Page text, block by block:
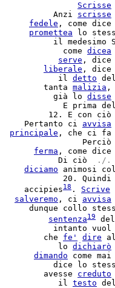
Scrisse
Anzi
scrisse
fedele , come
promettea lo
il medesimo
come
dicea
serve ,
liberale ,
il
detto
tanta
malizia ,
già lo
disse
E prima
12. E con ciò
Pertanto ci
avvisa
principale , che ci
Perciò
ferma , come
Di ciò
./.
diciamo animosi
20. Quindi
accipies
18 . Scrive
salveremo , ci avvisa
dunque collo
sentenza19
intanto vuol
che
fe' dire
lo
dichiarò
dimando come
dice lo
avesse
creduto
il
testo